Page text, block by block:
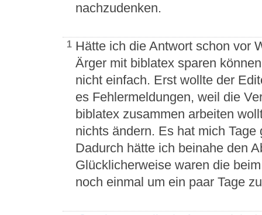
nachzudenken.
1 Hätte ich die Antwort schon vor
Ärger mit biblatex sparen
nicht einfach. Erst wollte der
es Fehlermeldungen, weil die
biblatex zusammen arbeiten
nichts ändern. Es hat mich
Dadurch hätte ich beinahe den
Glücklicherweise waren die
noch einmal um ein paar Tage